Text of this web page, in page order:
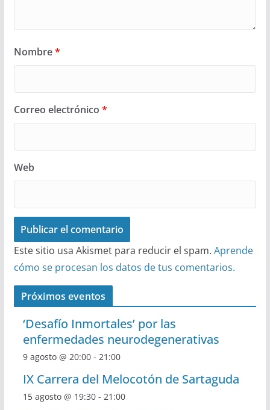
Nombre*
Correo electrónico *
Web
Este sitio usa Akismet para reducir el spam. Aprende
cómo se procesan los datos de tus comentarios.
Próximos eventos
‘Desafío Inmortales’ por las
enfermedades neurodegenerativas
9 agosto @ 20:00- 21:00
IX Carrera del Melocotón de Sartaguda
15 agosto @ 19:30- 21:00